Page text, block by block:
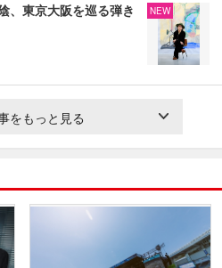
、東京大阪を巡る弾き
NEW
をもっと見る